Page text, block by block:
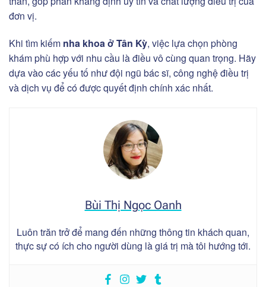
đơn vị.
Khi tìm kiếm nha khoa ở Tân Kỳ, việc lựa chọn phòng
khám phù hợp với nhu cầu là điều vô cùng quan trọng. Hãy
dựa vào các yếu tố như đội ngũ bác sĩ, công nghệ điều trị
và dịch vụ để có được quyết định chính xác nhất.
Bùi Thị Ngọc Oanh
Luôn trăn trở để mang đến những thông tin khách quan,
thực sự có ích cho người dùng là giá trị mà tôi hướng tới.